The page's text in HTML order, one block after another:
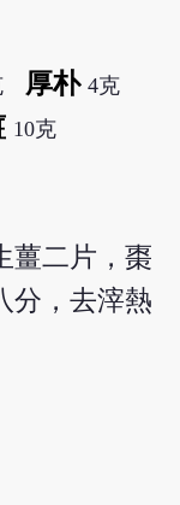
厚朴 4克
10克
薑二片，棗
分，去滓熱